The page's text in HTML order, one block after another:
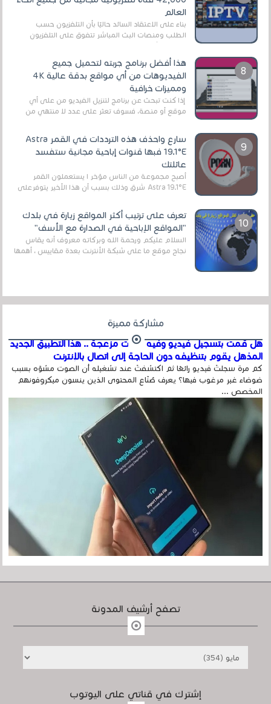
العالم
بناءً على الاعتقاد السائد حاليًا بأن التلفزيون حسب
الطلب ومنصات البث المباشر تتفوق على التلفزيون
الرقمي الأرضي التقليدي، يُعدّ IPTV-org خيار...
هذا أفضل برنامج جربته لتحميل جميع
الفيديوهات من أي مواقع بدقة عالية 4K
ومميزات خرافية
إذا كنت تبحث عن برنامج لتنزيل الفيديو من على أي
موقع أو منصة، فسوف تعثر على عدد لا منتهي من
سارع واحذف هذه الترددات في القمر Astra
19.1°E فبها قنوات إباحية مجانية ستفسد
عائلتك
أصبح مجموعة من الناس مؤخر ا يستعملون القمر
Astra 19.1°E شرق وذلك بسبب أن هذا الأخير يتوفرعلى
تعرف على ترتيب أكثر المواقع زيارة في بلدك
"المواقع الإباحية في الصدارة مع الأسف"
السلام عليكم ورحمة الله وبركاته معروف أنه يقاس
نجاح موقع ما على شبكة الأنترنت بعدة مقاييس ، أهمها
مشاركة مميزة
هل قمت بتسجيل فيديو وفيه أصوت مزعجة .. هذا التطبيق الجديد
المذهل يقوم بتنظيفه دون الحاجة إلى اتصال بالإنترنت
كم مرة سجلتَ فيديو رائعًا ثم اكتشفتَ عند تشغيله أن الصوت مشوّه بسبب
ضوضاء غير مرغوب فيها؟ يعرف صُنّاع المحتوى الذين ينسون ميكروفونهم
المخصص ...
تصفح أرشيف المدونة
إشترك في قناتي على اليوتوب